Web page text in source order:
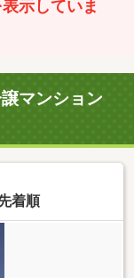
示していま
マンション
着順